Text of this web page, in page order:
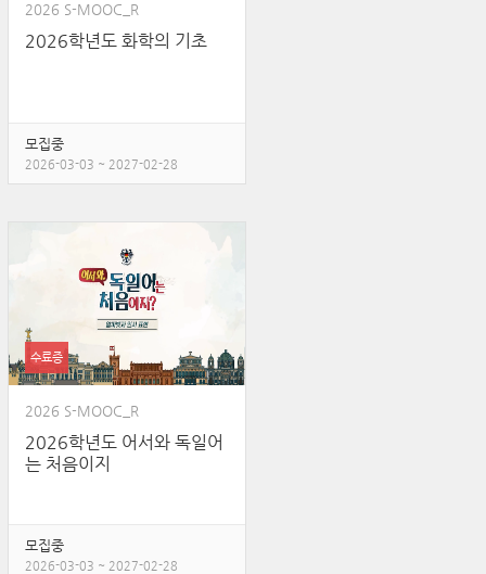
2026 S-MOOC_R
2026학년도 화학의 기초
모집중
2026-03-03 ~ 2027-02-28
수료증
2026 S-MOOC_R
2026학년도 어서와 독일어
는 처음이지
모집중
2026-03-03 ~ 2027-02-28